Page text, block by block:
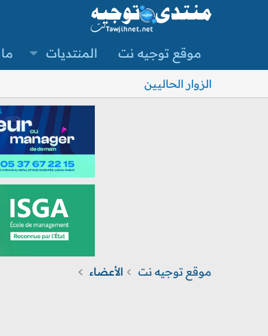
موقع توجيه نت المنتديات
الزوار الحاليين
موقع توجيه نت الأعضاء